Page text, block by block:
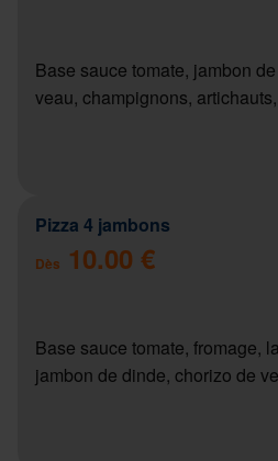
Base sauce tomate, jambon
veau, champignons,
Pizza 4 jambons
Dès 10.00 €
Base sauce tomate, fromage,
jambon de dinde, chorizo de